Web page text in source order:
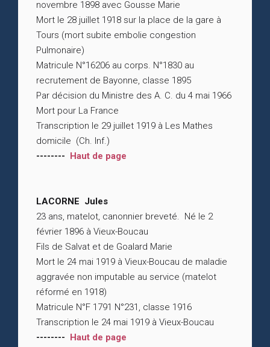
novembre 1898 avec Gousse Marie
Mort le 28 juillet 1918 sur la place de la gare à
Tours (mort subite embolie congestion
Pulmonaire)
Matricule N°16206 au corps. N°1830 au
recrutement de Bayonne, classe 1895
Par décision du Ministre des A. C. du 4 mai 1966
Mort pour La France
Transcription le 29 juillet 1919 à Les Mathes
domicile (Ch. Inf.)
-------- Haut de page
LACORNE Jules
23 ans, matelot, canonnier breveté. Né le 2
février 1896 à Vieux-Boucau
Fils de Salvat et de Goalard Marie
Mort le 24 mai 1919 à Vieux-Boucau de maladie
aggravée non imputable au service (matelot
réformé en 1918)
Matricule N°F 1791 N°231, classe 1916
Transcription le 24 mai 1919 à Vieux-Boucau
-------- Haut de page